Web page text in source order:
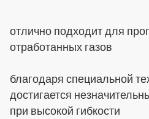
отлично подходит для
отработанных газов
благодаря специальной
достигается
при высокой гибкости